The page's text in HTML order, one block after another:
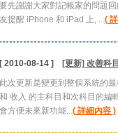
要先謝謝大家對記帳家的問題
友提醒 iPhone 和 iPad 上, ...(
[ 2010-08-14 ]
[更新] 改善科
此次更新是變更到整個系統的
和 收入 的主科目和次科目的編
會方便未來新功能...( 詳細內容 )